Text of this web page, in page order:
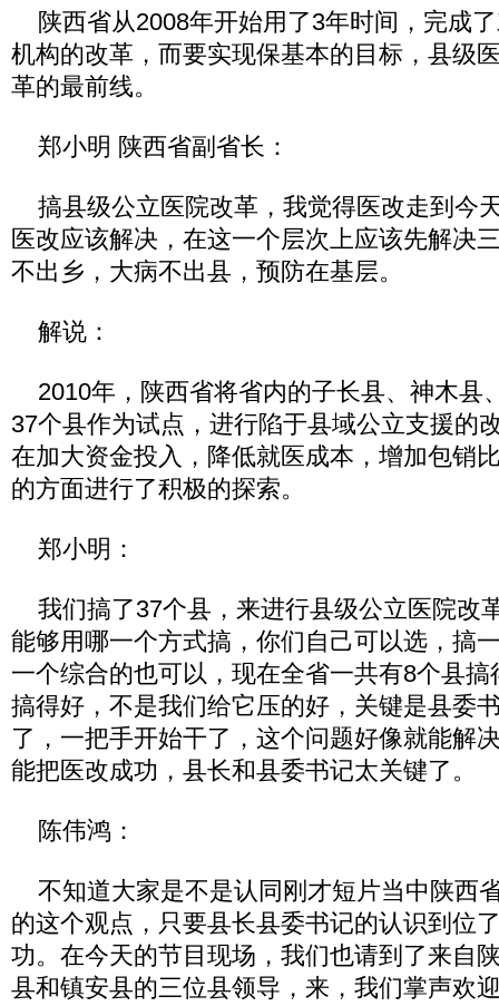
陕西省从2008年开始用了3年时间，完成
机构的改革，而要实现保基本的目标，县级
革的最前线。
郑小明 陕西省副省长：
搞县级公立医院改革，我觉得医改走到今
医改应该解决，在这一个层次上应该先解决
不出乡，大病不出县，预防在基层。
解说：
2010年，陕西省将省内的子长县、神木县
37个县作为试点，进行陷于县域公立支援的
在加大资金投入，降低就医成本，增加包销
的方面进行了积极的探索。
郑小明：
我们搞了37个县，来进行县级公立医院改
能够用哪一个方式搞，你们自己可以选，搞
一个综合的也可以，现在全省一共有8个县
搞得好，不是我们给它压的好，关键是县委
了，一把手开始干了，这个问题好像就能解
能把医改成功，县长和县委书记太关键了。
陈伟鸿：
不知道大家是不是认同刚才短片当中陕西
的这个观点，只要县长县委书记的认识到位
功。在今天的节目现场，我们也请到了来自
县和镇安县的三位县领导，来，我们掌声欢